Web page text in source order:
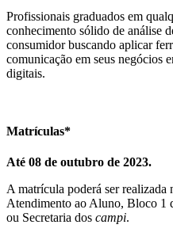
Profissionais graduados em
conhecimento sólido de análise
consumidor buscando aplicar
comunicação em seus negócios
digitais.
Matrículas*
Até 08 de outubro de 2023.
A matrícula poderá ser realizada
Atendimento ao Aluno, Bloco 1
ou Secretaria dos campi.